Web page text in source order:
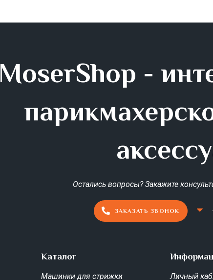
MoserShop -
Остались вопросы? Закажите
ЗАКАЗАТЬ ЗВОНОК
Каталог
Машинки для стрижки Личный